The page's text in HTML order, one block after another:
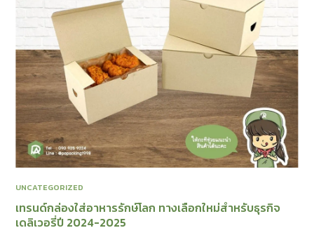
UNCATEGORIZED
เทรนด์กล่องใส่อาหารรักษ์โลก ทางเลือกใหม่สำหรับธุรกิจ
เดลิเวอรี่ปี 2024-2025